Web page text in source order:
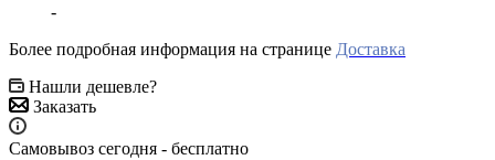
-
Более подробная информация на странице Доставка
Нашли дешевле?
Заказать
Самовывоз сегодня - бесплатно